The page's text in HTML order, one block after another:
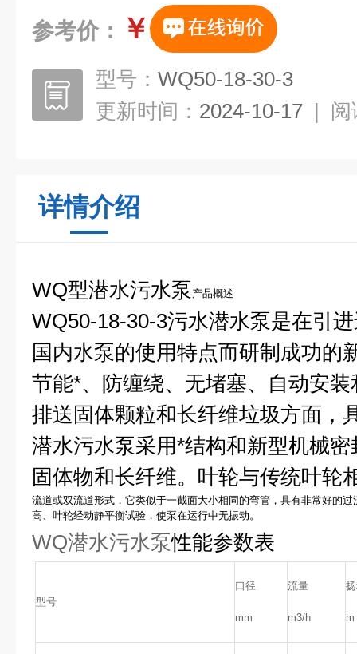
参考价： ￥
型号： WQ50-18-30-3
更新时间： 2024-10-17 | 阅
详情介绍
WQ型潜水污水泵 产品概述
WQ50-18-30-3污水潜水泵是在引
国内水泵的使用特点而研制成功的
节能*、防缠绕、无堵塞、自动安
排送固体颗粒和长纤维垃圾方面，
潜水污水泵采用*结构和新型机械
固体物和长纤维。叶轮与传统叶轮
流道或双流道形式，它类似于一截面大小相同的弯管，具有非常好的
高、叶轮经动静平衡试验，使泵在运行中无振动。
WQ潜水污水泵性能参数表
型号
口径
mm
流量
m3/h m